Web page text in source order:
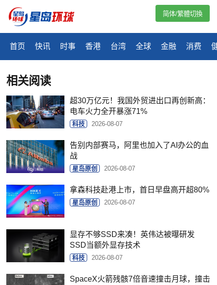
首页 快讯 时事 香港 台湾 全球 金融 消费
简体/繁體切換
相关阅读
超30万亿元！我国外贸进出口再创新高：
电车火力全开暴涨71%
科技 2026-08-07
告别内部赛马，阿里也加入了AI办公的血
战
星岛原创 2026-08-07
拿森科技赴港上市，首日早盘高开超80%
星岛原创 2026-08-07
显存不够SSD来凑！英伟达被曝研发
SSD当额外显存技术
科技 2026-08-07
SpaceX火箭残骸7倍音速撞击月球，撞击